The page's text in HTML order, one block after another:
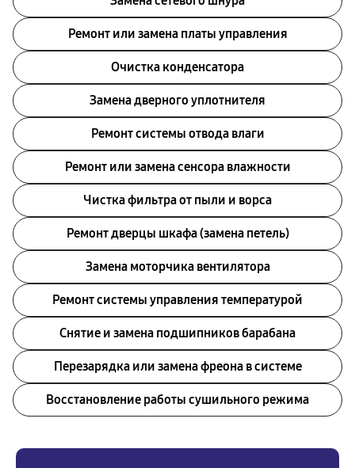
Ремонт или замена платы управления
Очистка конденсатора
Заменa дверного уплотнителя
Ремонт системы отводa влаги
Ремонт или замена сенсора влажности
Чистка фильтра от пыли и ворса
Ремонт дверцы шкафа (замена петель)
Замена моторчика вентилятора
Ремонт системы управления температурой
Снятие и замена подшипников барабана
Перезарядка или замена фреона в системе
Восстановление работы сушильного режима